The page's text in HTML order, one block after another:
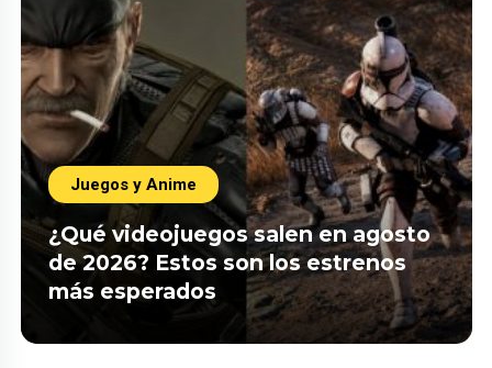
Juegos y Anime
¿Qué videojuegos salen en agosto
de 2026? Estos son los estrenos
más esperados